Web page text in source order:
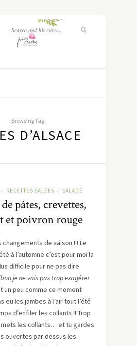
Browsing Tag:
D’ALSACE
/ RECETTES SALEES / SALADE
pâtes, crevettes,
et poivron rouge
changements de saison !!! Le
à l’automne c’est pour moi la
difficile pour ne pas dire
je ne vais pas trop exagérer
un peu comme ce moment
eu les jambes à l’air tout l’été
d’enfiler les collants !! Trop
mets les collants… et tu gardes
ouvertes par dessus les